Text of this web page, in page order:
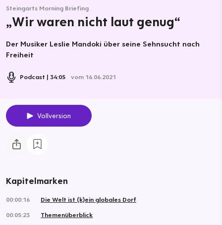
Steingarts Morning Briefing
„Wir waren nicht laut genug“
Der Musiker Leslie Mandoki über seine Sehnsucht nach
Freiheit
Podcast 34:05 vom 16.06.2021
Vollversion
Kapitelmarken
00:00:16
Die Welt ist (k)ein globales Dorf
00:05:23
Themenüberblick